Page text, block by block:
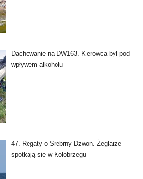
Dachowanie na DW163. Kierowca był pod
wpływem alkoholu
47. Regaty o Srebrny Dzwon. Żeglarze
spotkają się w Kołobrzegu